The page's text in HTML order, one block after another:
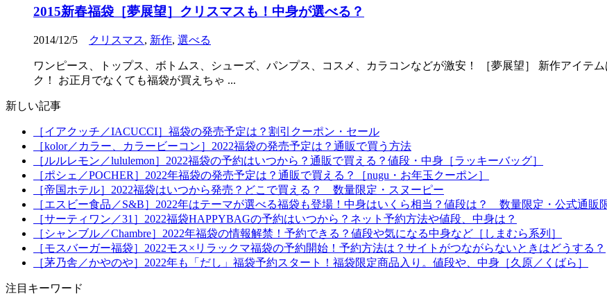
2015新春福袋［夢展望］クリスマスも！中身が選べる？
2014/12/5 クリスマス, 新作, 選べる
ワンピース、トップス、ボトムス、シューズ、パンプス、コスメ、カラコンなどが激安！ ［夢展望］ 新作アイテ
ク！ お正月でなくても福袋が買えちゃ ...
新しい記事
［イアクッチ／IACUCCI］福袋の発売予定は？割引クーポン・セール
［kolor／カラー、カラービーコン］2022福袋の発売予定は？通販で買う方法
［ルルレモン／lululemon］2022福袋の予約はいつから？通販で買える？値段・中身［ラッキーバッグ］
［ポシェ／POCHER］2022年福袋の発売予定は？通販で買える？［nugu・お年玉クーポン］
［帝国ホテル］2022福袋はいつから発売？どこで買える？ 数量限定・スヌーピー
［エスビー食品／S&B］2022年はテーマが選べる福袋も登場！中身はいくら相当？値段は？ 数量限定・公式通販
［サーティワン／31］2022福袋HAPPYBAGの予約はいつから？ネット予約方法や値段、中身は？
［シャンブル／Chambre］2022年福袋の情報解禁！予約できる？値段や気になる中身など［しまむら系列］
［モスバーガー福袋］2022モス×リラックマ福袋の予約開始！予約方法は？サイトがつながらないときはどうする？
［茅乃舎／かやのや］2022年も「だし」福袋予約スタート！福袋限定商品入り。値段や、中身［久原／くばら］
注目キーワード